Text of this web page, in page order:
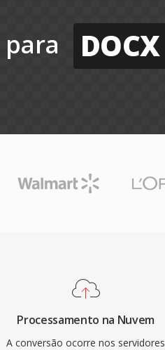
para DOCX
Processamento na Nuvem
A conversão ocorre nos servidores